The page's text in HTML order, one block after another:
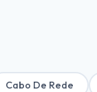
Cabo De Rede